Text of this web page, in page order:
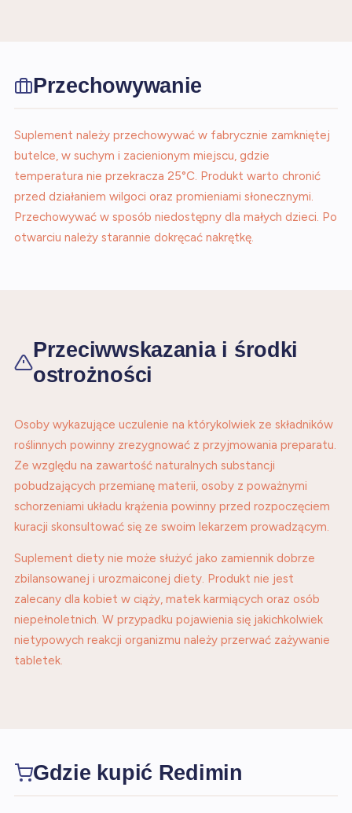
Przechowywanie
Suplement należy przechowywać w fabrycznie zamkniętej
butelce, w suchym i zacienionym miejscu, gdzie
temperatura nie przekracza 25°C. Produkt warto chronić
przed działaniem wilgoci oraz promieniami słonecznymi.
Przechowywać w sposób niedostępny dla małych dzieci. Po
otwarciu należy starannie dokręcać nakrętkę.
Przeciwwskazania i środki
ostrożności
Osoby wykazujące uczulenie na którykolwiek ze składników
roślinnych powinny zrezygnować z przyjmowania preparatu.
Ze względu na zawartość naturalnych substancji
pobudzających przemianę materii, osoby z poważnymi
schorzeniami układu krążenia powinny przed rozpoczęciem
kuracji skonsultować się ze swoim lekarzem prowadzącym.
Suplement diety nie może służyć jako zamiennik dobrze
zbilansowanej i urozmaiconej diety. Produkt nie jest
zalecany dla kobiet w ciąży, matek karmiących oraz osób
niepełnoletnich. W przypadku pojawienia się jakichkolwiek
nietypowych reakcji organizmu należy przerwać zażywanie
tabletek.
Gdzie kupić Redimin